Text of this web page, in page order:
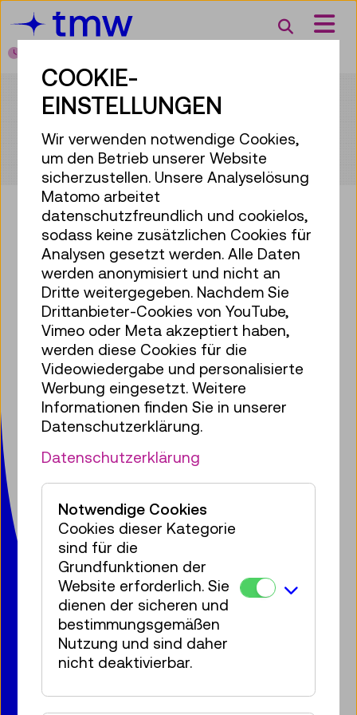
Zum Inhalt
Zum Hauptmenü
Zur Suche
Zur Zielgruppennavigation
Suche
Bringen Sie etwas Technik in Ihr
Postfach!
Zum Newsletter anmelden
Facebook
Instagram
Pinterest
YouTube
LinkedIn
Bluesky
Technisches Museum Wien
mit Österreichischer Mediathek
Mariahilfer Straße 212
1140 Wien
Presse Vermietung
Datenschutz
Barrierefreiheitserklärung
Impressum
Cookies
COOKIE-
EINSTELLUNGEN
Wir verwenden notwendige Cookies,
um den Betrieb unserer Website
sicherzustellen. Unsere Analyselösung
Matomo arbeitet
datenschutzfreundlich und cookielos,
sodass keine zusätzlichen Cookies für
Analysen gesetzt werden. Alle Daten
werden anonymisiert und nicht an
Dritte weitergegeben. Nachdem Sie
Drittanbieter-Cookies von YouTube,
Vimeo oder Meta akzeptiert haben,
werden diese Cookies für die
Videowiedergabe und personalisierte
Werbung eingesetzt. Weitere
Informationen finden Sie in unserer
Datenschutzerklärung.
Datenschutzerklärung
Notwendige Cookies
Cookies dieser Kategorie
sind für die
Grundfunktionen der
Website erforderlich. Sie
dienen der sicheren und
bestimmungsgemäßen
Nutzung und sind daher
nicht deaktivierbar.